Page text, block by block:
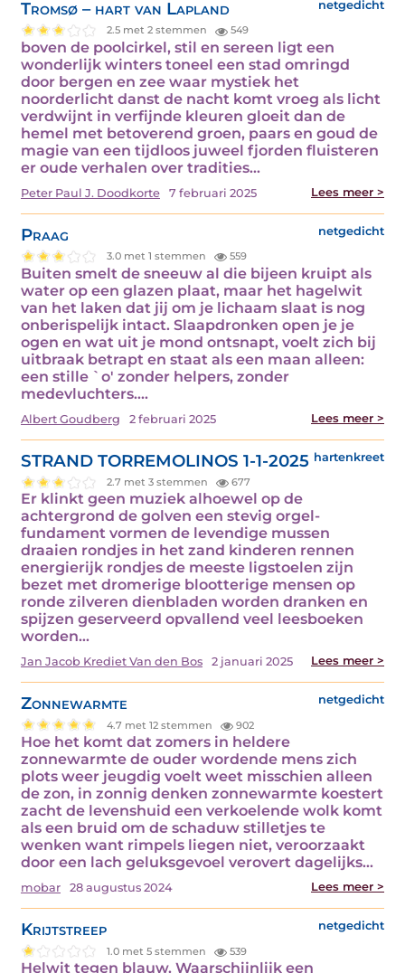
Tromsø – hart van Lapland netgedicht
2.5 met 2 stemmen 549
boven de poolcirkel, stil en sereen ligt een
wonderlijk winters toneel een stad omringd
door bergen en zee waar mystiek het
noorderlicht danst de nacht komt vroeg als licht
verdwijnt in verfijnde kleuren gloeit dan de
hemel met betoverend groen, paars en goud de
magie van een tijdloos juweel fjorden fluisteren
er oude verhalen over tradities…
Peter Paul J. Doodkorte 7 februari 2025 Lees meer >
Praag netgedicht
3.0 met 1 stemmen 559
Buiten smelt de sneeuw al die bijeen kruipt als
water op een glazen plaat, maar het hagelwit
van het laken dat jij om je lichaam slaat is nog
onberispelijk intact. Slaapdronken open je je
ogen en wat uit je mond ontsnapt, voelt zich bij
uitbraak betrapt en staat als een maan alleen:
een stille `o' zonder helpers, zonder
medevluchters.…
Albert Goudberg 2 februari 2025 Lees meer >
STRAND TORREMOLINOS 1-1-2025 hartenkreet
2.7 met 3 stemmen 677
Er klinkt geen muziek alhoewel op de
achtergrond de golven een stevig orgel-
fundament vormen de levendige mussen
draaien rondjes in het zand kinderen rennen
energierijk rondjes de meeste ligstoelen zijn
bezet met dromerige blootterige mensen op
ronde zilveren dienbladen worden dranken en
spijzen geserveerd opvallend veel leesboeken
worden…
Jan Jacob Krediet Van den Bos 2 januari 2025 Lees meer >
Zonnewarmte netgedicht
4.7 met 12 stemmen 902
Hoe het komt dat zomers in heldere
zonnewarmte de ouder wordende mens zich
plots weer jeugdig voelt weet misschien alleen
de zon, in zonnig denken zonnewarmte koestert
zacht de levenshuid een verkoelende wolk komt
als een bruid om de schaduw stilletjes te
wenken want rimpels liegen niet, veroorzaakt
door een lach geluksgevoel verovert dagelijks…
mobar 28 augustus 2024 Lees meer >
Krijtstreep netgedicht
1.0 met 5 stemmen 539
Helwit tegen blauw. Waarschijnlijk een